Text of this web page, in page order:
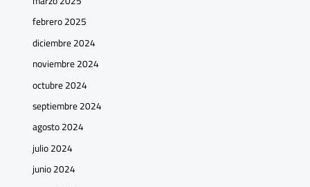
febrero 2025
diciembre 2024
noviembre 2024
octubre 2024
septiembre 2024
agosto 2024
julio 2024
junio 2024